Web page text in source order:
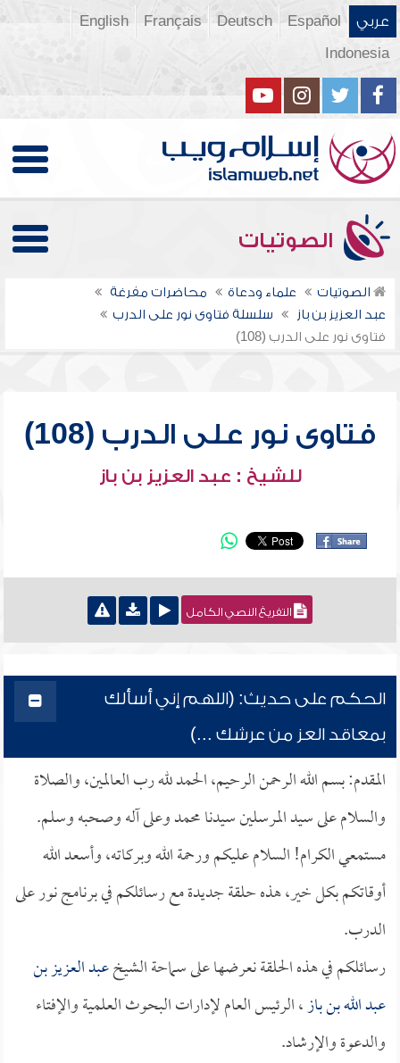
عربي Español
Deutsch
Français
English
Indonesia
الصوتيات
الصوتيات علماء ودعاة
محاضرات مفرغة
عبد العزيز بن باز
سلسلة فتاوى نور على الدرب
فتاوى نور على الدرب (108)
فتاوى نور على الدرب (108)
للشيخ : عبد العزيز بن باز
التفريغ النصي الكامل
الحكم على حديث: (اللهم إني أسألك
بمعاقد العز من عرشك ...)
المقدم: بسم الله الرحمن الرحيم، الحمد لله رب العالمين، والصلاة
والسلام على سيد المرسلين سيدنا محمد وعلى آله وصحبه وسلم.
مستمعي الكرام! السلام عليكم ورحمة الله وبركاته، وأسعد الله
أوقاتكم بكل خير، هذه حلقة جديدة مع رسائلكم في برنامج نور على
الدرب.
رسائلكم في هذه الحلقة نعرضها على سماحة الشيخعبد العزيز بن
عبد الله بن باز، الرئيس العام لإدارات البحوث العلمية والإفتاء
والدعوة والإرشاد.